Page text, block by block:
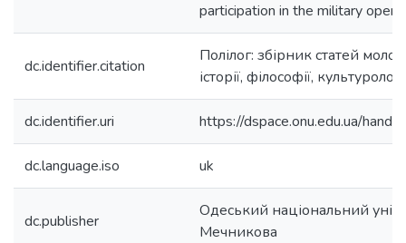
participation in the military
dc.identifier.citation
Полілог: збірник статей
історії, філософії,
dc.identifier.uri https://dspace.onu.edu.ua/
dc.language.iso uk
dc.publisher
Одеський національний
Мечникова